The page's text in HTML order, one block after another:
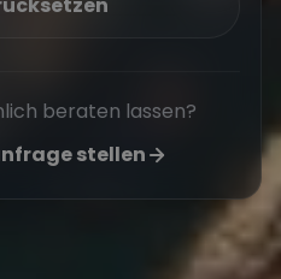
beraten lassen?
stellen